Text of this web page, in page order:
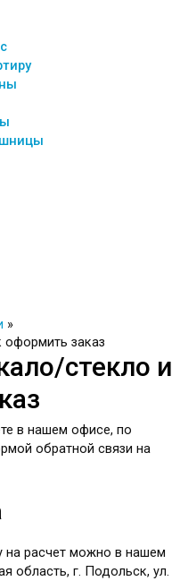
оформить заказ
стекло и
в нашем офисе, по
обратной связи на
на расчет можно в нашем
область, г. Подольск, ул.